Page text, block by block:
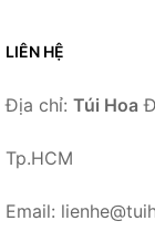
LIÊN HỆ
Địa chỉ: Túi Hoa
Tp.HCM
Email: